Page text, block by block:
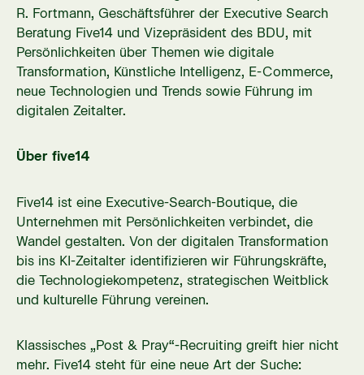
R. Fortmann, Geschäftsführer der Executive Search
Beratung Five14 und Vizepräsident des BDU, mit
Persönlichkeiten über Themen wie digitale
Transformation, Künstliche Intelligenz, E-Commerce,
neue Technologien und Trends sowie Führung im
digitalen Zeitalter.
Über five14
Five14 ist eine Executive-Search-Boutique, die
Unternehmen mit Persönlichkeiten verbindet, die
Wandel gestalten. Von der digitalen Transformation
bis ins KI-Zeitalter identifizieren wir Führungskräfte,
die Technologiekompetenz, strategischen Weitblick
und kulturelle Führung vereinen.
Klassisches „Post & Pray“-Recruiting greift hier nicht
mehr. Five14 steht für eine neue Art der Suche: